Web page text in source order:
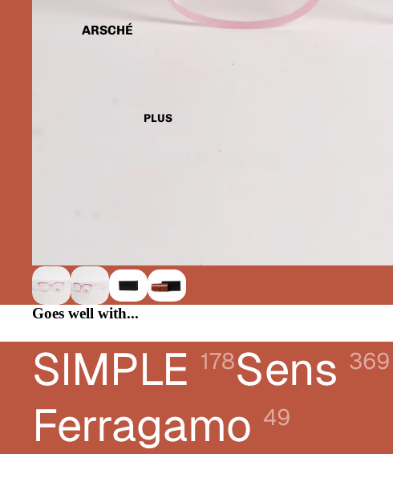
ARSCHÉ
FRED
GUCCI
KARL LAGERFELD JEANS
LANVIN
LONGCHAMP
MONTBLANC
PLUS
Goes well with...
SIMPLE 178Sens 369
Ferragamo 49